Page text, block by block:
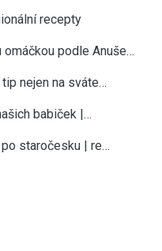
recepty
podle Anuše…
nejen na sváte…
babiček |…
staročesku | re…